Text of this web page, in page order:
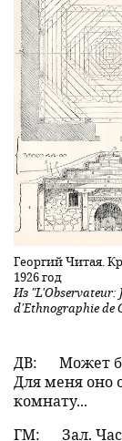
Георгий Читая.
1926 год
Из "L'Observateur:
d'Ethnographie de
ДВ: Может
Для меня оно
комнату...
ГМ:
Зал.